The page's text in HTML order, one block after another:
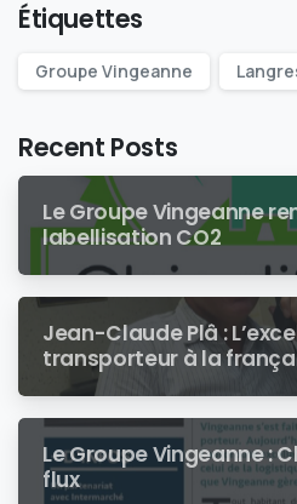
Étiquettes
Groupe Vingeanne
Recent Posts
Le Groupe Vingeanne
labellisation CO2
Jean-Claude Plâ :
transporteur à la
Le Groupe Vingeanne :
flux